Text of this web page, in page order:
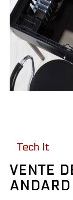
Tech It
VENTE
ANDARD